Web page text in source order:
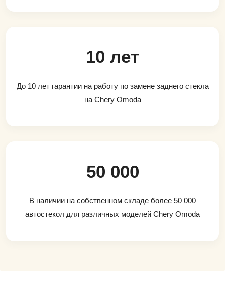
10 лет
До 10 лет гарантии на работу по замене заднего стекла
на Chery Omoda
50 000
В наличии на собственном складе более 50 000
автостекол для различных моделей Chery Omoda